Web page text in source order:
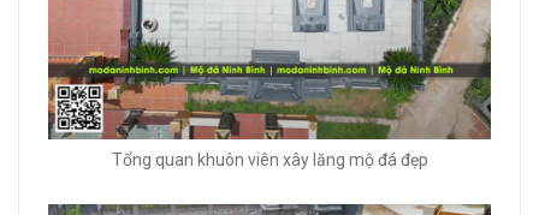
Tổng quan khuôn viên xây lăng mộ đá đẹp